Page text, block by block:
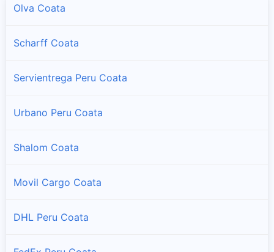
Olva Coata
Scharff Coata
Servientrega Peru Coata
Urbano Peru Coata
Shalom Coata
Movil Cargo Coata
DHL Peru Coata